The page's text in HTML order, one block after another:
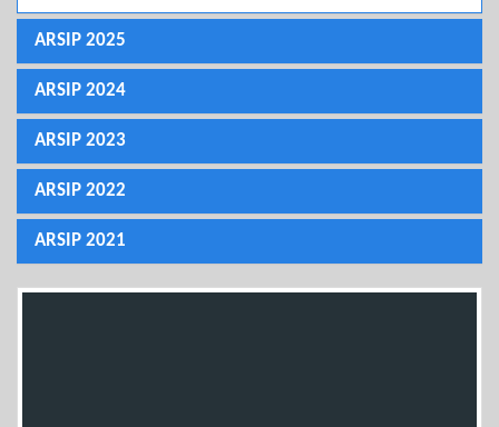
ARSIP 2025
ARSIP 2024
ARSIP 2023
ARSIP 2022
ARSIP 2021